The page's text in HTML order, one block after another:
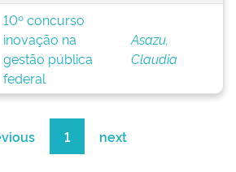
10º concurso
inovação na
gestão pública
federal
Asazu,
Claudia
1 next